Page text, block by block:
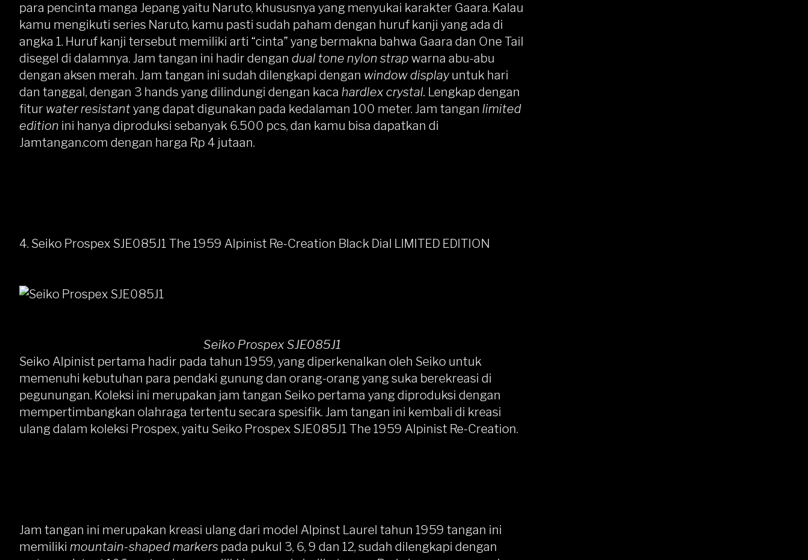
para pencinta manga Jepang yaitu Naruto, khususnya yang menyukai karakter Gaara. Kalau
kamu mengikuti series Naruto, kamu pasti sudah paham dengan huruf kanji yang ada di
angka 1. Huruf kanji tersebut memiliki arti “cinta” yang bermakna bahwa Gaara dan One Tail
disegel di dalamnya. Jam tangan ini hadir dengan dual tone nylon strap warna abu-abu
dengan aksen merah. Jam tangan ini sudah dilengkapi dengan window displayuntuk hari
dan tanggal, dengan 3 hands yang dilindungi dengan kaca hardlex crystal. Lengkap dengan
fitur water resistantyang dapat digunakan pada kedalaman 100 meter. Jam tangan limited
edition ini hanya diproduksi sebanyak 6.500 pcs, dan kamu bisa dapatkan di
Jamtangan.com dengan harga Rp 4 jutaan.
4. Seiko Prospex SJE085J1 The 1959 Alpinist Re-Creation Black Dial LIMITED EDITION
Seiko Prospex SJE085J1
Seiko Alpinist pertama hadir pada tahun 1959, yang diperkenalkan oleh Seiko untuk
memenuhi kebutuhan para pendaki gunung dan orang-orang yang suka berekreasi di
pegunungan. Koleksi ini merupakan jam tangan Seiko pertama yang diproduksi dengan
mempertimbangkan olahraga tertentu secara spesifik. Jam tangan ini kembali di kreasi
ulang dalam koleksi Prospex, yaitu Seiko Prospex SJE085J1 The 1959 Alpinist Re-Creation.
Jam tangan ini merupakan kreasi ulang dari model Alpinst Laurel tahun 1959 tangan ini
memiliki mountain-shaped markers pada pukul 3, 6, 9 dan 12, sudah dilengkapi dengan